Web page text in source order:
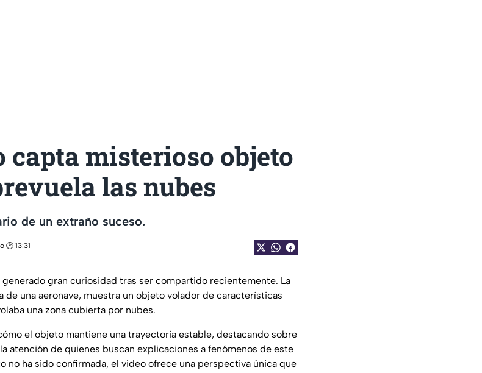
capta misterioso objeto
las nubes
de un extraño suceso.
🕑 13:31
gran curiosidad tras ser compartido recientemente. La
de una aeronave, muestra un objeto volador de características
una zona cubierta por nubes.
el objeto mantiene una trayectoria estable, destacando sobre
atención de quienes buscan explicaciones a fenómenos de este
no ha sido confirmada, el video ofrece una perspectiva única que